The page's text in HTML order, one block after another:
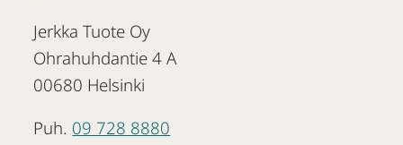
Jerkka Tuote Oy
Ohrahuhdantie 4 A
00680 Helsinki
Puh. 09 728 8880